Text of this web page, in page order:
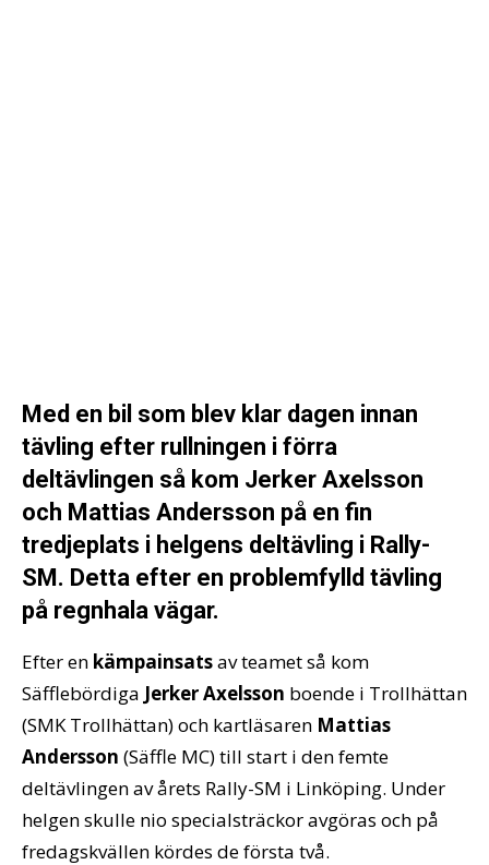
Med en bil som blev klar dagen innan
tävling efter rullningen i förra
deltävlingen så kom Jerker Axelsson
och Mattias Andersson på en fin
tredjeplats i helgens deltävling i Rally-
SM. Detta efter en problemfylld tävling
på regnhala vägar.
Efter en kämpainsatsav teamet så kom
Säfflebördiga Jerker Axelsson boende i Trollhättan
(SMK Trollhättan) och kartläsaren Mattias
Andersson (Säffle MC) till start i den femte
deltävlingen av årets Rally-SM i Linköping. Under
helgen skulle nio specialsträckor avgöras och på
fredagskvällen kördes de första två.